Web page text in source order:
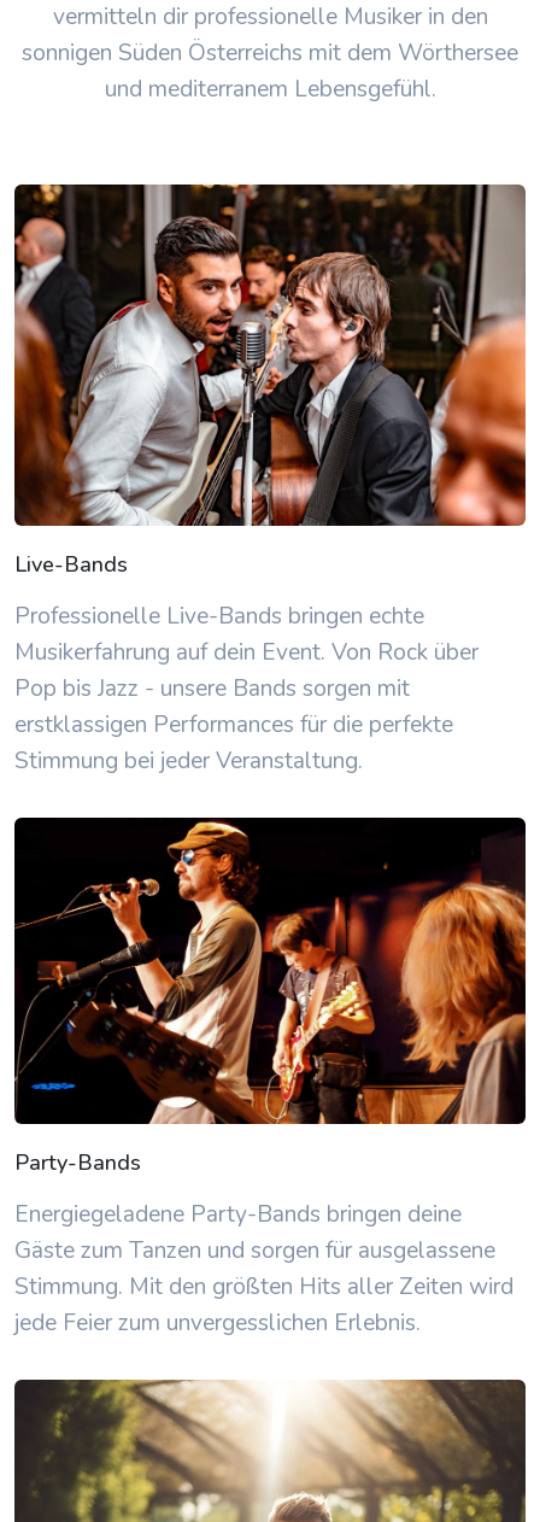
vermitteln dir professionelle Musiker in den
sonnigen Süden Österreichs mit dem Wörthersee
und mediterranem Lebensgefühl.
Live-Bands
Professionelle Live-Bands bringen echte
Musikerfahrung auf dein Event. Von Rock über
Pop bis Jazz - unsere Bands sorgen mit
erstklassigen Performances für die perfekte
Stimmung bei jeder Veranstaltung.
Party-Bands
Energiegeladene Party-Bands bringen deine
Gäste zum Tanzen und sorgen für ausgelassene
Stimmung. Mit den größten Hits aller Zeiten wird
jede Feier zum unvergesslichen Erlebnis.